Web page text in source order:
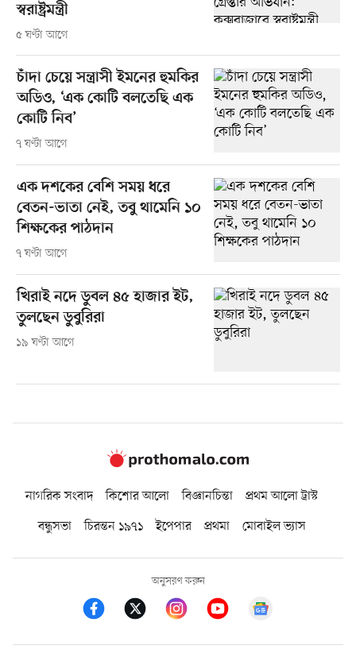
স্বরাষ্ট্রমন্ত্রী
৫ ঘণ্টা আগে
চাঁদা চেয়ে সন্ত্রাসী ইমনের হুমকির
অডিও, ‘এক কোটি বলতেছি এক
কোটি নিব’
৭ ঘণ্টা আগে
এক দশকের বেশি সময় ধরে
বেতন-ভাতা নেই, তবু থামেনি ১০
শিক্ষকের পাঠদান
৭ ঘণ্টা আগে
খিরাই নদে ডুবল ৪৫ হাজার ইট,
তুলছেন ডুবুরিরা
১৯ ঘণ্টা আগে
নাগরিক সংবাদ কিশোর আলো বিজ্ঞানচিন্তা
প্রথম আলো ট্রাস্ট
বন্ধুসভা
চিরন্তন ১৯৭১ ইপেপার প্রথমা মোবাইল ভ্যাস
অনুসরণ করুন